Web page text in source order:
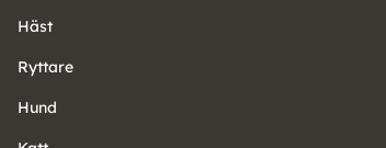
Häst
Ryttare
Hund